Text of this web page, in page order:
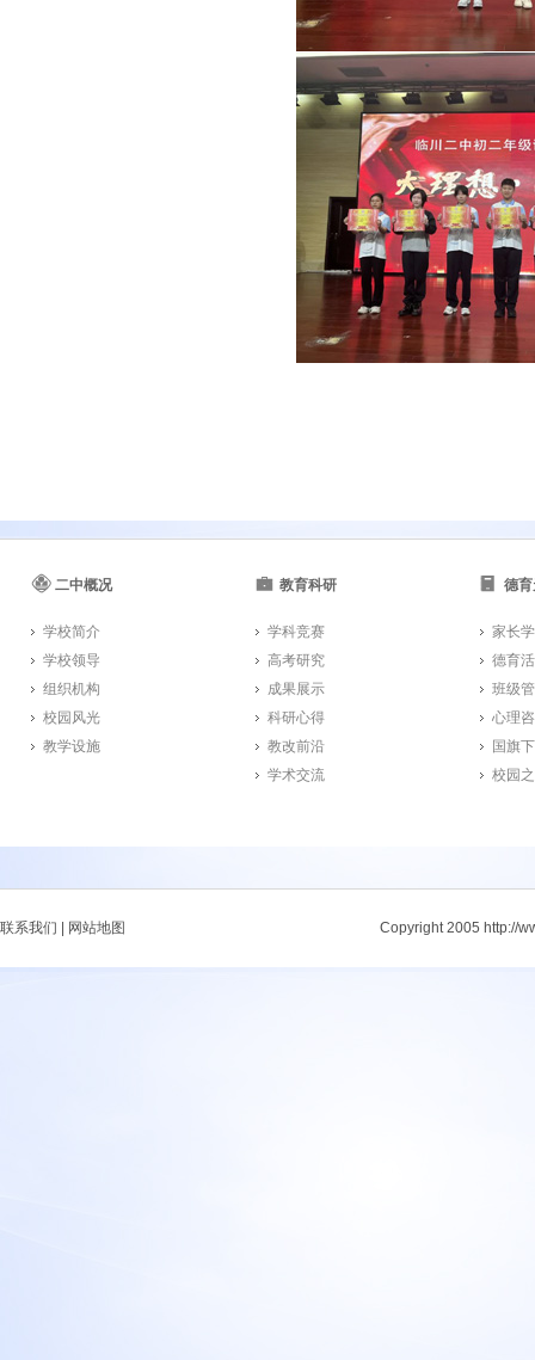
二中概况
学校简介
学校领导
组织机构
校园风光
教学设施
教育科研
学科竞赛
高考研究
成果展示
科研心得
教改前沿
学术交流
德
家长
德育
班级
心理
国旗
校园
联系我们 网站地图 Copyright 2005 http://